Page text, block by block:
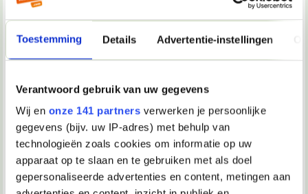
Toestemming Details Advertentie-instellingen
Verantwoord gebruik van uw gegevens
Wij en onze 141 partners verwerken je persoonlijke
gegevens (bijv. uw IP-adres) met behulp van
technologieën zoals cookies om informatie op uw
apparaat op te slaan en te gebruiken met als doel
gepersonaliseerde advertenties en content, metingen aan
02-03-2017, 14:39
Bengel
Toen ik 11 jaar was vrij vaak na het zwemmen, op het terras
achter de tafel zittend. Onder het kijken naar meisjes die
toevallig op een nabij geplaatste bank gingen zitten..
Soms kwam ik daarbij alleen al bij fantasie klaar. Of via een
gat in mijn broekzak de eikel te strelen.
06-03-2017, 17:00